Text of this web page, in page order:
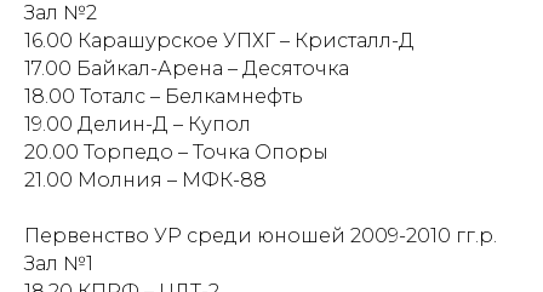
Зал №2
16.00 Карашурское УПХГ – Кристалл-Д
17.00 Байкал-Арена – Десяточка
18.00 Тоталс – Белкамнефть
19.00 Делин-Д – Купол
20.00 Торпедо – Точка Опоры
21.00 Молния – МФК-88
Первенство УР среди юношей 2009-2010 гг.р.
Зал №1